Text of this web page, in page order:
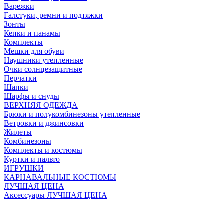
Варежки
Галстуки, ремни и подтяжки
Зонты
Кепки и панамы
Комплекты
Мешки для обуви
Наушники утепленные
Очки солнцезащитные
Перчатки
Шапки
Шарфы и снуды
ВЕРХНЯЯ ОДЕЖДА
Брюки и полукомбинезоны утепленные
Ветровки и джинсовки
Жилеты
Комбинезоны
Комплекты и костюмы
Куртки и пальто
ИГРУШКИ
КАРНАВАЛЬНЫЕ КОСТЮМЫ
ЛУЧШАЯ ЦЕНА
Аксессуары ЛУЧШАЯ ЦЕНА